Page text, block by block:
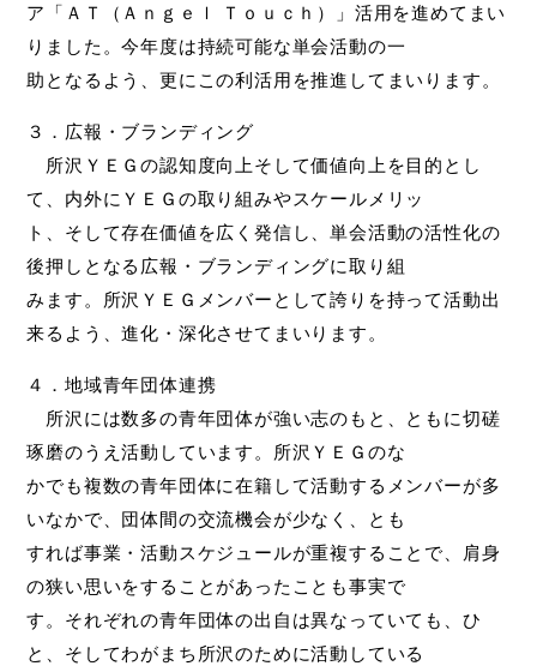
ア「ＡＴ（Ａｎｇｅｌ Ｔｏｕｃｈ）」活用を進めてまい
りました。今年度は持続可能な単会活動の一
助となるよう、更にこの利活用を推進してまいります。
３．広報・ブランディング
所沢ＹＥＧの認知度向上そして価値向上を目的とし
て、内外にＹＥＧの取り組みやスケールメリッ
ト、そして存在価値を広く発信し、単会活動の活性化の
後押しとなる広報・ブランディングに取り組
みます。所沢ＹＥＧメンバーとして誇りを持って活動出
来るよう、進化・深化させてまいります。
４．地域青年団体連携
所沢には数多の青年団体が強い志のもと、ともに切磋
琢磨のうえ活動しています。所沢ＹＥＧのな
かでも複数の青年団体に在籍して活動するメンバーが多
いなかで、団体間の交流機会が少なく、とも
すれば事業・活動スケジュールが重複することで、肩身
の狭い思いをすることがあったことも事実で
す。それぞれの青年団体の出自は異なっていても、ひ
と、そしてわがまち所沢のために活動している